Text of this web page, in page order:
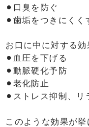
⚫︎口臭を防ぐ
⚫︎歯垢をつきにくく
お口に中に対する効
⚫︎血圧を下げる
⚫︎動脈硬化予防
⚫︎老化防止
⚫︎ストレス抑制、リ
このような効果が挙